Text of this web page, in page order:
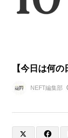
【今日は何
NEFT編集部